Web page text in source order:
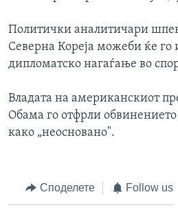
Политички аналитичари
Северна Кореја можеби ќе го
дипломатско нагаѓање во
Владата на американскиот
Обама го отфрли
како „неосновано".
Споделете Follow us